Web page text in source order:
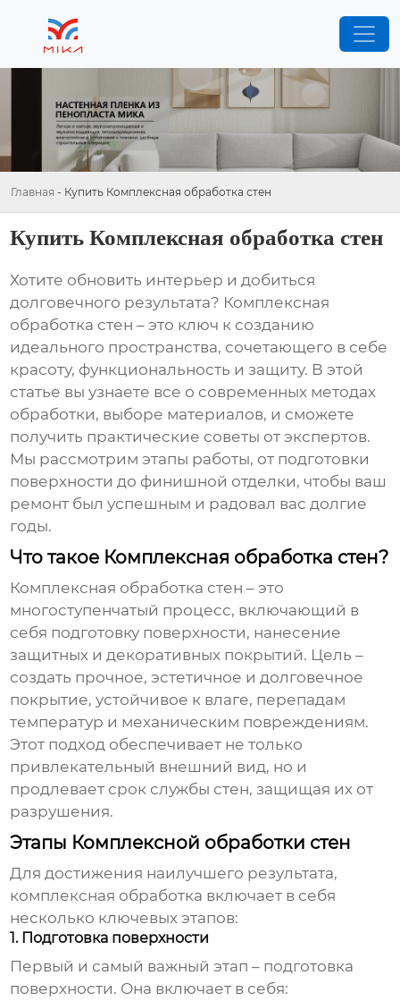
Главная - Купить Комплексная обработка стен
Купить Комплексная обработка стен
Хотите обновить интерьер и добиться
долговечного результата? Комплексная
обработка стен – это ключ к созданию
идеального пространства, сочетающего в себе
красоту, функциональность и защиту. В этой
статье вы узнаете все о современных методах
обработки, выборе материалов, и сможете
получить практические советы от экспертов.
Мы рассмотрим этапы работы, от подготовки
поверхности до финишной отделки, чтобы ваш
ремонт был успешным и радовал вас долгие
годы.
Что такое Комплексная обработка стен?
Комплексная обработка стен – это
многоступенчатый процесс, включающий в
себя подготовку поверхности, нанесение
защитных и декоративных покрытий. Цель –
создать прочное, эстетичное и долговечное
покрытие, устойчивое к влаге, перепадам
температур и механическим повреждениям.
Этот подход обеспечивает не только
привлекательный внешний вид, но и
продлевает срок службы стен, защищая их от
разрушения.
Этапы Комплексной обработки стен
Для достижения наилучшего результата,
комплексная обработка включает в себя
несколько ключевых этапов:
1. Подготовка поверхности
Первый и самый важный этап – подготовка
поверхности. Она включает в себя: